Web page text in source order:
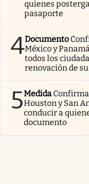
quienes
pasaporte
4Documento
México y
todos los
renovación de
5Medida
Houston y San
conducir a
documento